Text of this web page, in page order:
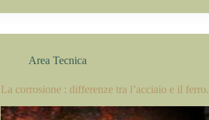
Area Tecnica
La corrosione : differenze tra l’acciaio e il ferro.